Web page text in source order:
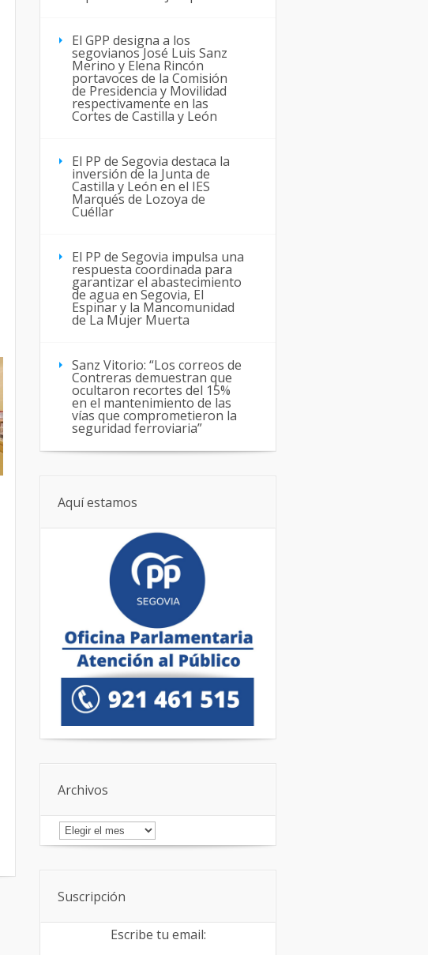
El GPP designa a los
segovianos José Luis Sanz
Merino y Elena Rincón
portavoces de la Comisión
de Presidencia y Movilidad
respectivamente en las
Cortes de Castilla y León
El PP de Segovia destaca la
inversión de la Junta de
Castilla y León en el IES
Marqués de Lozoya de
Cuéllar
El PP de Segovia impulsa una
respuesta coordinada para
garantizar el abastecimiento
de agua en Segovia, El
Espinar y la Mancomunidad
de La Mujer Muerta
Sanz Vitorio: “Los correos de
Contreras demuestran que
ocultaron recortes del 15%
en el mantenimiento de las
vías que comprometieron la
seguridad ferroviaria”
Aquí estamos
Archivos
Archivos
Suscripción
Escribe tu email: